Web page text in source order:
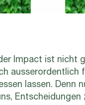
Impact ist nicht
ausserordentlich
lassen. Denn
Entscheidungen